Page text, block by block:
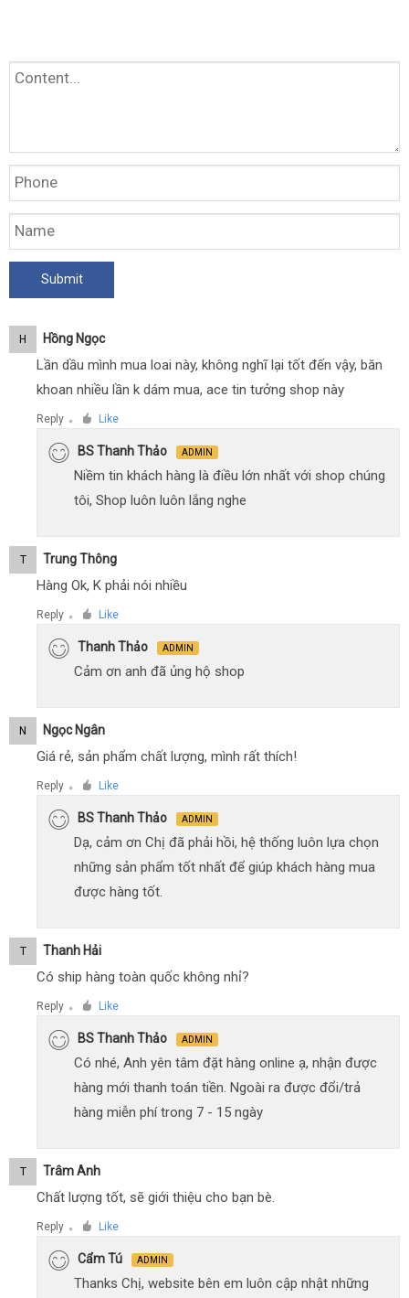
H Hồng Ngọc
Lần dầu mình mua loai này, không nghĩ lại tốt đến vậy, băn
khoan nhiều lần k dám mua, ace tin tưởng shop này
Reply ● Like
BS Thanh Thảo ADMIN
Niềm tin khách hàng là điều lớn nhất với shop chúng
tôi, Shop luôn luôn lắng nghe
T Trung Thông
Hàng Ok, K phải nói nhiều
Reply ● Like
Thanh Thảo ADMIN
Cảm ơn anh đã ủng hộ shop
N Ngọc Ngân
Giá rẻ, sản phẩm chất lượng, mình rất thích!
Reply ● Like
BS Thanh Thảo ADMIN
Dạ, cảm ơn Chị đã phải hồi, hệ thống luôn lựa chọn
những sản phẩm tốt nhất để giúp khách hàng mua
được hàng tốt.
T Thanh Hải
Có ship hàng toàn quốc không nhỉ?
Reply ● Like
BS Thanh Thảo ADMIN
Có nhé, Anh yên tâm đặt hàng online ạ, nhận được
hàng mới thanh toán tiền. Ngoài ra được đổi/trả
hàng miễn phí trong 7 - 15 ngày
T Trâm Anh
Chất lượng tốt, sẽ giới thiệu cho bạn bè.
Reply ● Like
Cẩm Tú ADMIN
Thanks Chị, website bên em luôn cập nhật những